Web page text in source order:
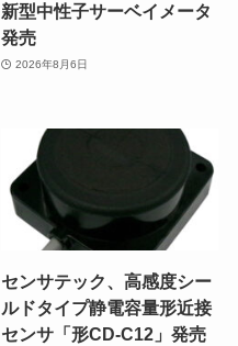
新型中性子サーベイメータ
発売
2026年8月6日
センサテック、高感度シー
ルドタイプ静電容量形近接
センサ「形CD-C12」発売